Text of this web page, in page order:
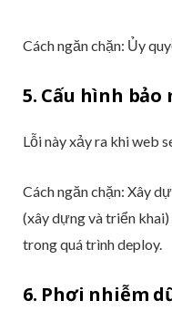
Cách ngăn chặn: Ủy
5. Cấu hình
Lỗi này xảy ra khi web
Cách ngăn chặn: Xây
(xây dựng và triển
trong quá trình deploy.
6. Phơi nhiễm